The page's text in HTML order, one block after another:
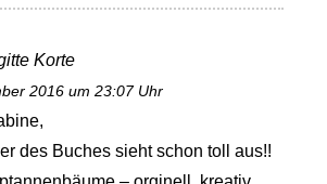
Korte
2016 um 23:07 Uhr
des Buches sieht schon toll aus!!